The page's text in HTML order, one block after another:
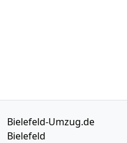
Bielefeld-Umzug.de
Bielefeld